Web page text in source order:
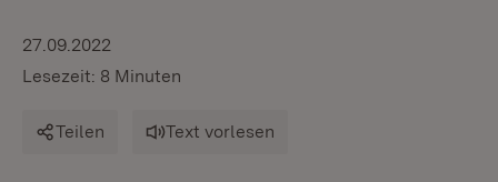
27.09.2022
Lesezeit: 8 Minuten
Teilen Text vorlesen